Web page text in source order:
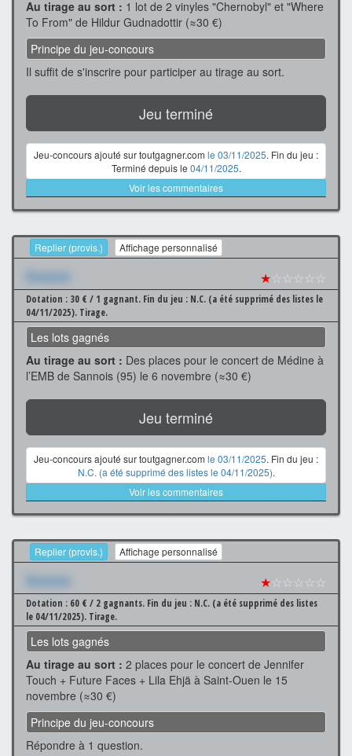
Au tirage au sort : 1 lot de 2 vinyles "Chernobyl" et "Where
To From" de Hildur Gudnadottir (≈30 €)
Principe du jeu-concours
Il suffit de s'inscrire pour participer au tirage au sort.
Jeu terminé
Jeu-concours ajouté sur toutgagner.com le 03/11/2025. Fin du jeu :
Terminé depuis le 04/11/2025.
Voir les commentaires
Replier (provis.) Affichage personnalisé
Xxxxxxx ★☆☆☆☆☆
Dotation : 30 € / 1 gagnant. Fin du jeu : N.C. (a été supprimé des listes le
04/11/2025). Tirage.
Les lots gagnés
Au tirage au sort : Des places pour le concert de Médine à
l’EMB de Sannois (95) le 6 novembre (≈30 €)
Jeu terminé
Jeu-concours ajouté sur toutgagner.com le 03/11/2025. Fin du jeu :
N.C. (a été supprimé des listes le 04/11/2025).
Voir les commentaires
Replier (provis.) Affichage personnalisé
Xxxxxxx ★☆☆☆☆☆
Dotation : 60 € / 2 gagnants. Fin du jeu : N.C. (a été supprimé des listes
le 04/11/2025). Tirage.
Les lots gagnés
Au tirage au sort : 2 places pour le concert de Jennifer
Touch + Future Faces + Lila Ehjä à Saint-Ouen le 15
novembre (≈30 €)
Principe du jeu-concours
Répondre à 1 question.